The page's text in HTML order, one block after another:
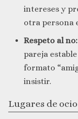
intereses y
otra persona
Respeto al no:
pareja
formato
insistir.
Lugares de